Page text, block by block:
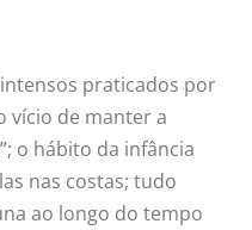
praticados por
vício de manter a
o hábito da infância
nas costas; tudo
ao longo do tempo